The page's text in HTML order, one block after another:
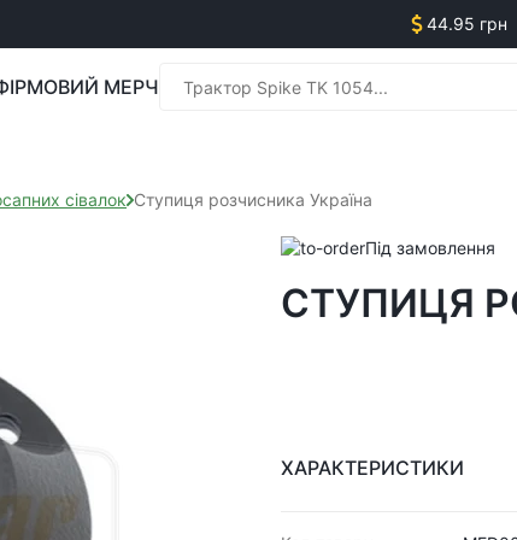
44.95 грн
МЕРЧ
сівалок Ступиця розчисника Україна
Під замовлення
СТУПИЦЯ
ХАРАКТЕРИСТИКИ